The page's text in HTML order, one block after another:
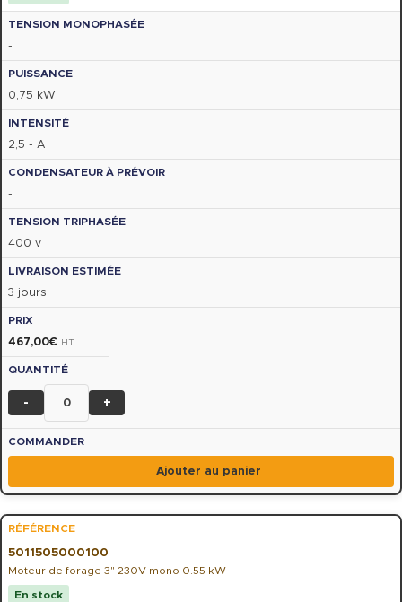
-
0,75 kW
2,5 - A
-
400 v
3 jours
467,00€ HT
- +
Ajouter au panier
5011505000100
Moteur de forage 3" 230V mono 0.55 kW
En stock